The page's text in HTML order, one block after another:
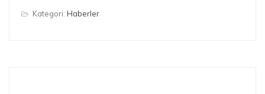
Kategori: Haberler